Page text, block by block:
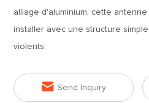
alliage d'aluminium, cette
installer avec une structure
violents.
 Send Inquiry